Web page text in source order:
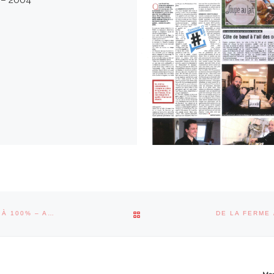
LA FORMATION DU QUINQUET ET DE L’ITA, C’EST DU CONCRET À 100% – ARTICLE SUDPRESSE RETOUR À LA LISTE DES
DE LA